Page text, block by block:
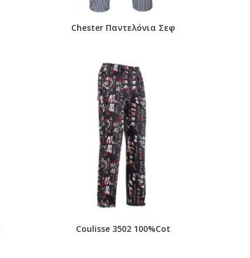
Chester Παντελόνια Σεφ
Coulisse 3502 100%Cot